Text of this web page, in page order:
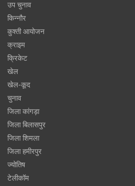
उप चुनाव
किन्नौर
कुश्ती आयोजन
क्राइम
क्रिकेट
खेल
खेल-कूद
चुनाव
जिला कांगड़ा
जिला बिलासपुर
जिला शिमला
जिला हमीरपुर
ज्योतिष
टेलीकॉम